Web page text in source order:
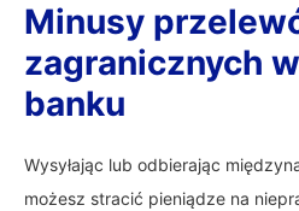
Minusy
zagranicznych
banku
Wysyłając lub odbierając
możesz stracić pieniądze na